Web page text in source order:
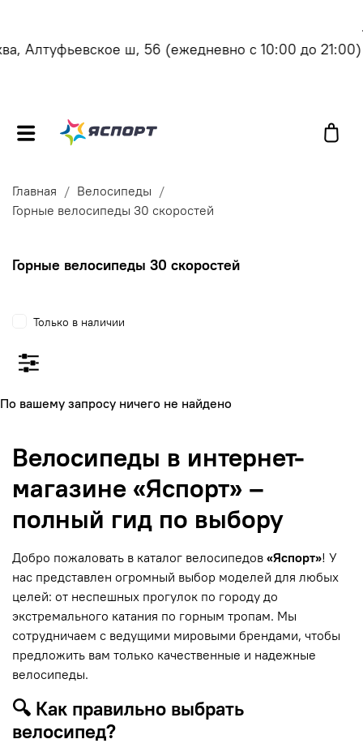
Алтуфьевское ш, 56(ежедневно с 10:00 до 21:00)
Главная
Велосипеды
Горные велосипеды 30 скоростей
Горные велосипеды 30 скоростей
По вашему запросу ничего не найдено
Велосипеды в интернет-
магазине «Яспорт» –
полный гид по выбору
Добро пожаловать в каталог велосипедов «Яспорт»! У
нас представлен огромный выбор моделей для любых
целей: от неспешных прогулок по городу до
экстремального катания по горным тропам. Мы
сотрудничаем с ведущими мировыми брендами, чтобы
предложить вам только качественные и надежные
велосипеды.
🔍 Как правильно выбрать
велосипед?
Только в наличии